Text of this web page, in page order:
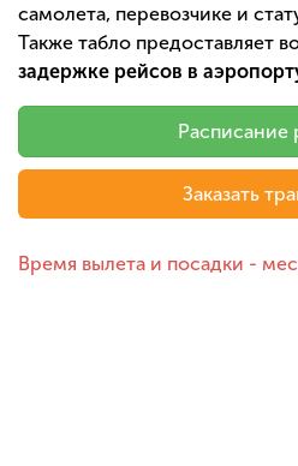
самолета, перевозчике и
Также табло предоставляет
задержке рейсов в
Расписание
Заказать
Время вылета и посадки -